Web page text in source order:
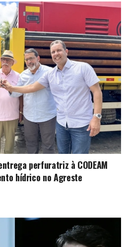
perfuratriz à CODEAM
hídrico no Agreste